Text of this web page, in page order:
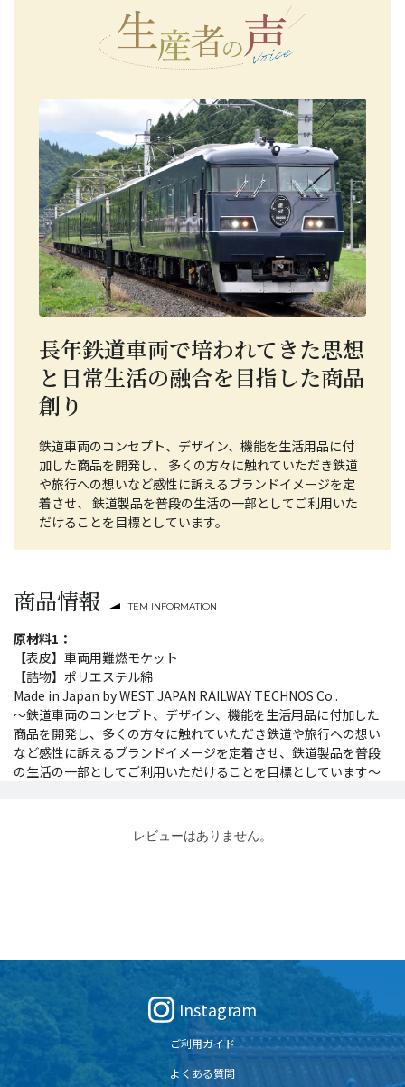
長年鉄道車両で培われてきた思想
と日常生活の融合を目指した商品
創り
鉄道車両のコンセプト、デザイン、機能を生活用品に付
加した商品を開発し、 多くの方々に触れていただき鉄道
や旅行への想いなど感性に訴えるブランドイメージを定
着させ、 鉄道製品を普段の生活の一部としてご利用いた
だけることを目標としています。
商品情報 ITEM INFORMATION
原材料1：
【表皮】車両用難燃モケット
【詰物】ポリエステル綿
Made in Japan by WEST JAPAN RAILWAY TECHNOS Co..
～鉄道車両のコンセプト、デザイン、機能を生活用品に付加した
商品を開発し、多くの方々に触れていただき鉄道や旅行への想い
など感性に訴えるブランドイメージを定着させ、鉄道製品を普段
の生活の一部としてご利用いただけることを目標としています～
レビューはありません。
Instagram
ご利用ガイド
よくある質問